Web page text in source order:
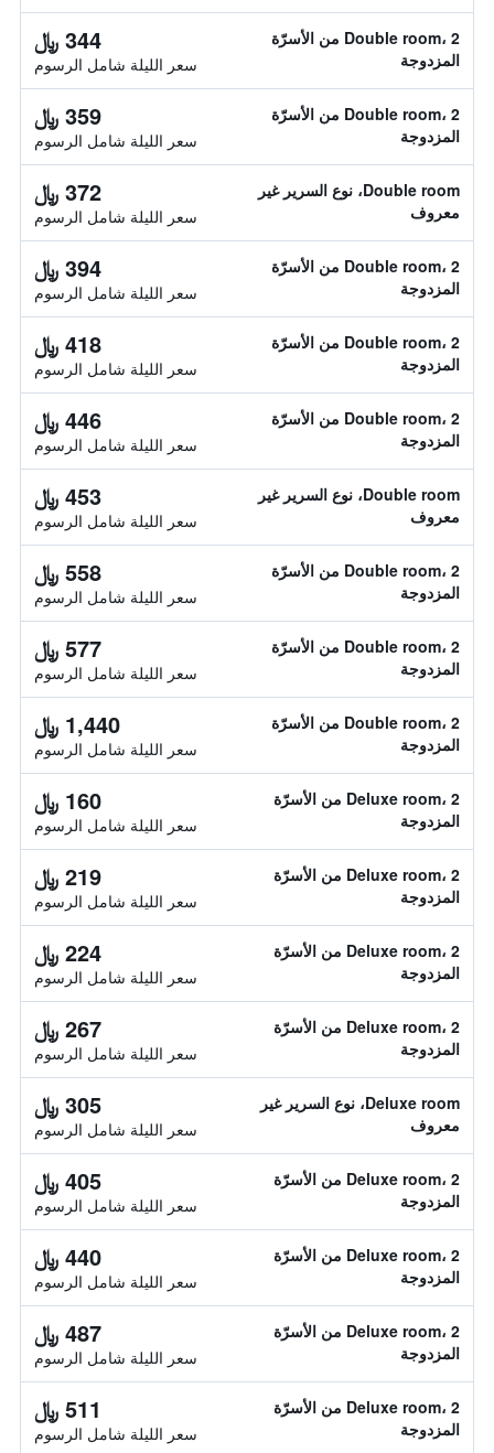
Double room، 2 من الأسرّة
المزدوجة
344 ﷼
سعر الليلة شامل الرسوم
Double room، 2 من الأسرّة
المزدوجة
359 ﷼
سعر الليلة شامل الرسوم
Double room، نوع السرير غير
معروف
372 ﷼
سعر الليلة شامل الرسوم
Double room، 2 من الأسرّة
المزدوجة
394 ﷼
سعر الليلة شامل الرسوم
Double room، 2 من الأسرّة
المزدوجة
418 ﷼
سعر الليلة شامل الرسوم
Double room، 2 من الأسرّة
المزدوجة
446 ﷼
سعر الليلة شامل الرسوم
Double room، نوع السرير غير
معروف
453 ﷼
سعر الليلة شامل الرسوم
Double room، 2 من الأسرّة
المزدوجة
558 ﷼
سعر الليلة شامل الرسوم
Double room، 2 من الأسرّة
المزدوجة
577 ﷼
سعر الليلة شامل الرسوم
Double room، 2 من الأسرّة
المزدوجة
1,440 ﷼
سعر الليلة شامل الرسوم
Deluxe room، 2 من الأسرّة
المزدوجة
160 ﷼
سعر الليلة شامل الرسوم
Deluxe room، 2 من الأسرّة
المزدوجة
219 ﷼
سعر الليلة شامل الرسوم
Deluxe room، 2 من الأسرّة
المزدوجة
224 ﷼
سعر الليلة شامل الرسوم
Deluxe room، 2 من الأسرّة
المزدوجة
267 ﷼
سعر الليلة شامل الرسوم
Deluxe room، نوع السرير غير
معروف
305 ﷼
سعر الليلة شامل الرسوم
Deluxe room، 2 من الأسرّة
المزدوجة
405 ﷼
سعر الليلة شامل الرسوم
Deluxe room، 2 من الأسرّة
المزدوجة
440 ﷼
سعر الليلة شامل الرسوم
Deluxe room، 2 من الأسرّة
المزدوجة
487 ﷼
سعر الليلة شامل الرسوم
Deluxe room، 2 من الأسرّة
المزدوجة
511 ﷼
سعر الليلة شامل الرسوم